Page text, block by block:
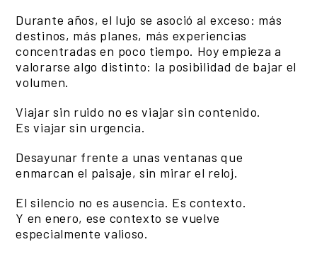
Durante años, el lujo se asoció al exceso: más
destinos, más planes, más experiencias
concentradas en poco tiempo. Hoy empieza a
valorarse algo distinto: la posibilidad de bajar el
volumen.
Viajar sin ruido no es viajar sin contenido.
Es viajar sin urgencia.
Desayunar frente a unas ventanas que
enmarcan el paisaje, sin mirar el reloj.
El silencio no es ausencia. Es contexto.
Y en enero, ese contexto se vuelve
especialmente valioso.